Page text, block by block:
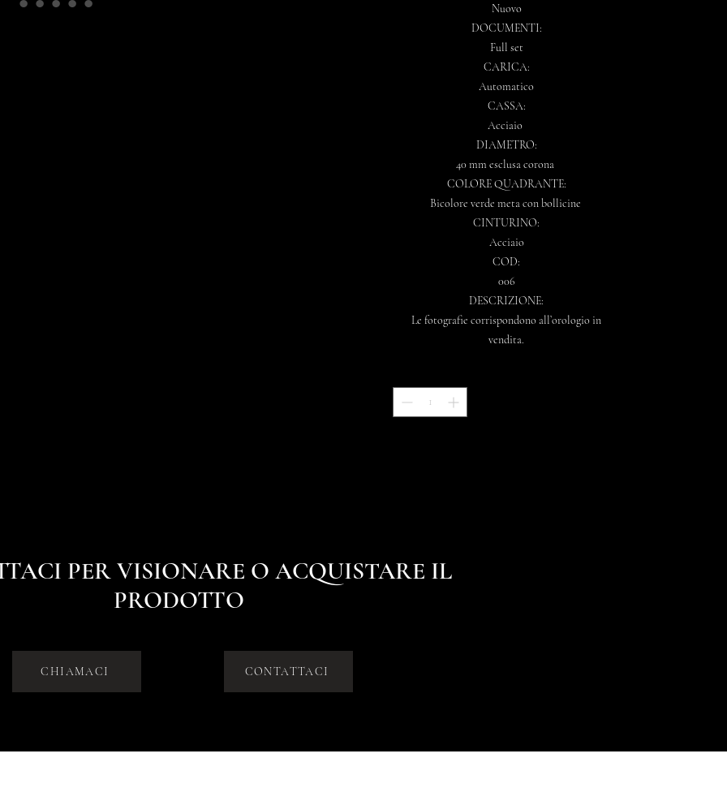
Nuovo
DOCUMENTI:
Full set
CARICA:
Automatico
CASSA:
Acciaio
DIAMETRO:
40 mm esclusa corona
COLORE QUADRANTE:
Bicolore verde meta con bollicine
CINTURINO:
Acciaio
COD:
006
DESCRIZIONE:
Le fotografie corrispondono all’orologio in
vendita.
PER VISIONARE O ACQUISTARE IL
PRODOTTO
CHIAMACI CONTATTACI